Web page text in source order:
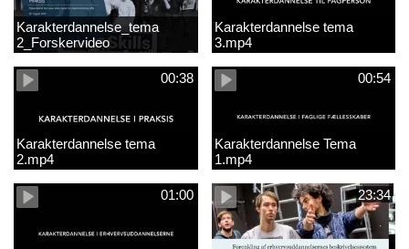
Karakterdannelse_tema
2_Forskervideo
Karakterdannelse tema
3.mp4
00:38
Karakterdannelse tema
2.mp4
00:54
Karakterdannelse Tema
1.mp4
01:00 23:34